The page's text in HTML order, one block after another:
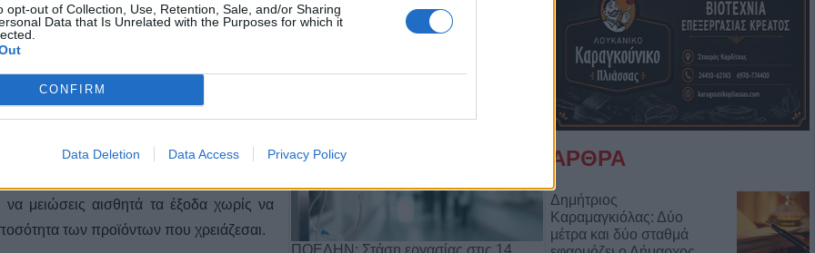
opt-out of Collection, Use, Retention, Sale, and/or Sharing
Data that Is Unrelated with the Purposes for which it
CONFIRM
Data Deletion Data Access Privacy Policy
στο σούπερ μάρκετ:
είναι μια αναγκαία δαπάνη για κάθε
τους ξεφεύγει. Ευτυχώς, με μερικές
να μειώσεις αισθητά τα έξοδα χωρίς να
των προϊόντων που χρειάζεσαι.
από τη θέση του Αντιδημάρχου
ΑΡΘΡΑ
Δημήτριος
Καραμαγκιόλας: Δύο
μέτρα και δύο σταθμά